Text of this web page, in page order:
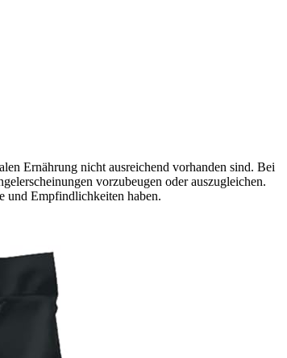
Ernährung nicht ausreichend vorhanden sind. Bei
vorzubeugen oder auszugleichen.
und Empfindlichkeiten haben.